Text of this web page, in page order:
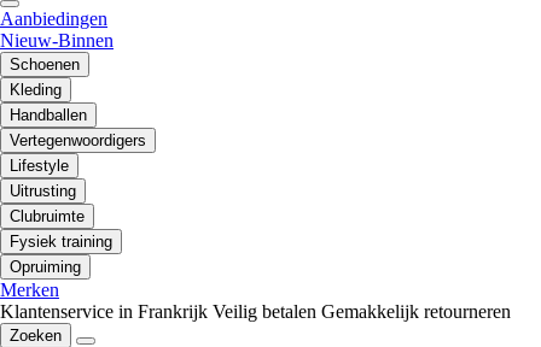
Aanbiedingen
Nieuw-Binnen
Schoenen
Kleding
Handballen
Vertegenwoordigers
Lifestyle
Uitrusting
Clubruimte
Fysiek training
Opruiming
Merken
Klantenservice in Frankrijk Veilig betalen Gemakkelijk retourneren
Zoeken